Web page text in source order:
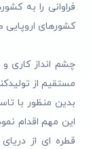
فراوانی را به
کشورهای اروپایی
چشم انداز کاری
مستقیم از
بدین منظور با
این مهم اقدام
قطره ای از